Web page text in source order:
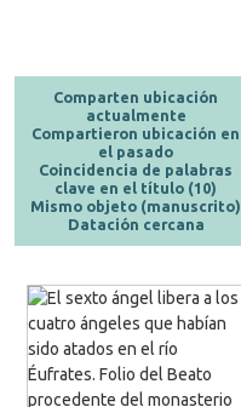
Comparten ubicación
actualmente
Compartieron ubicación en
el pasado
Coincidencia de palabras
clave en el título (10)
Mismo objeto (manuscrito)
Datación cercana